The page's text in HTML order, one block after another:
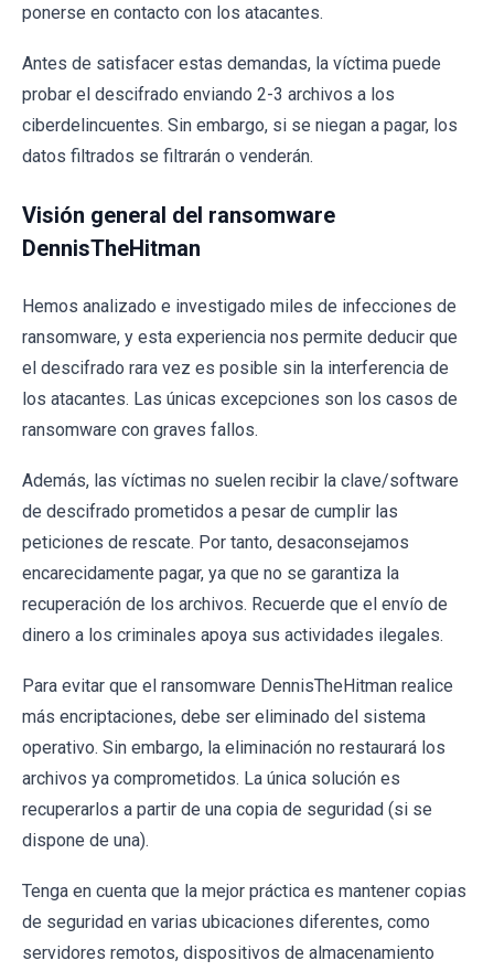
ponerse en contacto con los atacantes.
Antes de satisfacer estas demandas, la víctima puede
probar el descifrado enviando 2-3 archivos a los
ciberdelincuentes. Sin embargo, si se niegan a pagar, los
datos filtrados se filtrarán o venderán.
Visión general del ransomware
DennisTheHitman
Hemos analizado e investigado miles de infecciones de
ransomware, y esta experiencia nos permite deducir que
el descifrado rara vez es posible sin la interferencia de
los atacantes. Las únicas excepciones son los casos de
ransomware con graves fallos.
Además, las víctimas no suelen recibir la clave/software
de descifrado prometidos a pesar de cumplir las
peticiones de rescate. Por tanto, desaconsejamos
encarecidamente pagar, ya que no se garantiza la
recuperación de los archivos. Recuerde que el envío de
dinero a los criminales apoya sus actividades ilegales.
Para evitar que el ransomware DennisTheHitman realice
más encriptaciones, debe ser eliminado del sistema
operativo. Sin embargo, la eliminación no restaurará los
archivos ya comprometidos. La única solución es
recuperarlos a partir de una copia de seguridad (si se
dispone de una).
Tenga en cuenta que la mejor práctica es mantener copias
de seguridad en varias ubicaciones diferentes, como
servidores remotos, dispositivos de almacenamiento